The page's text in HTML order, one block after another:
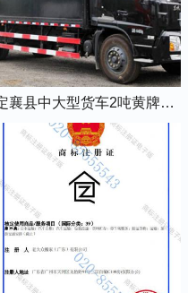
定襄县中大型货车2吨黄牌5米2厢式货车